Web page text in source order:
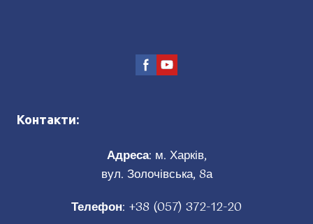
Контакти:
Адреса: м. Харків,
вул. Золочівська, 8а
Телефон: +38 (057) 372-12-20